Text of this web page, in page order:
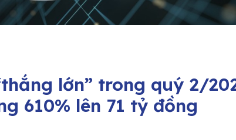
lớn” trong quý 2/
610% lên 71 tỷ đồng